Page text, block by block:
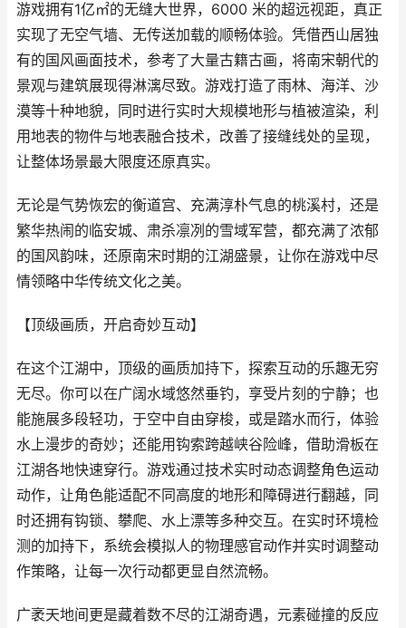
游戏拥有1亿㎡的无缝大世界，6000 米的超远视距，真正
实现了无空气墙、无传送加载的顺畅体验。凭借西山居独
有的国风画面技术，参考了大量古籍古画，将南宋朝代的
景观与建筑展现得淋漓尽致。游戏打造了雨林、海洋、沙
漠等十种地貌，同时进行实时大规模地形与植被渲染，利
用地表的物件与地表融合技术，改善了接缝线处的呈现，
让整体场景最大限度还原真实。
无论是气势恢宏的衡道宫、充满淳朴气息的桃溪村，还是
繁华热闹的临安城、肃杀凛冽的雪域军营，都充满了浓郁
的国风韵味，还原南宋时期的江湖盛景，让你在游戏中尽
情领略中华传统文化之美。
【顶级画质，开启奇妙互动】
在这个江湖中，顶级的画质加持下，探索互动的乐趣无穷
无尽。你可以在广阔水域悠然垂钓，享受片刻的宁静；也
能施展多段轻功，于空中自由穿梭，或是踏水而行，体验
水上漫步的奇妙；还能用钩索跨越峡谷险峰，借助滑板在
江湖各地快速穿行。游戏通过技术实时动态调整角色运动
动作，让角色能适配不同高度的地形和障碍进行翻越，同
时还拥有钩锁、攀爬、水上漂等多种交互。在实时环境检
测的加持下，系统会模拟人的物理感官动作并实时调整动
作策略，让每一次行动都更显自然流畅。
广袤天地间更是藏着数不尽的江湖奇遇，元素碰撞的反应